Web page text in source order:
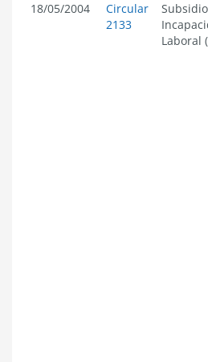
18/05/2004
Circular
2133
Subsidio
Laboral